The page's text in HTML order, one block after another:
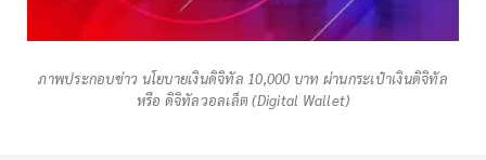
ภาพประกอบข่าว นโยบายเงินดิจิทัล 10,000 บาท ผ่านกระเป๋าเงินดิจิทัล
หรือ ดิจิทัลวอลเล็ต (Digital Wallet)